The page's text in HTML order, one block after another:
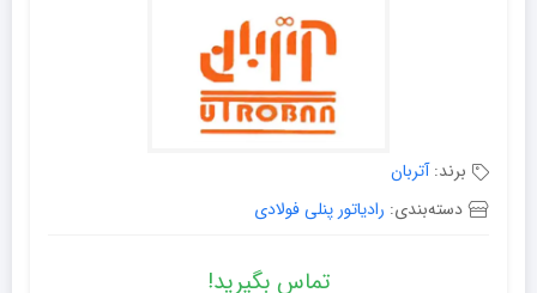
برند:آتربان
دسته‌بندی: رادیاتور پنلی فولادی
تماس بگیرید!